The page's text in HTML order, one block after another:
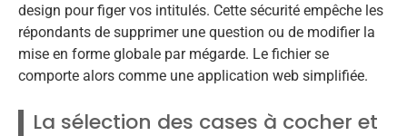
design pour figer vos intitulés. Cette sécurité empêche les
répondants de supprimer une question ou de modifier la
mise en forme globale par mégarde. Le fichier se
comporte alors comme une application web simplifiée.
La sélection des cases à cocher et